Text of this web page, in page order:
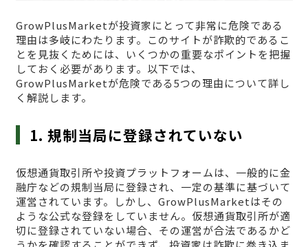
GrowPlusMarketが投資家にとって非常に危険である
理由は多岐にわたります。このサイトが詐欺的であるこ
とを見抜くためには、いくつかの重要なポイントを把握
しておく必要があります。以下では、
GrowPlusMarketが危険である5つの理由について詳し
く解説します。
1. 規制当局に登録されていない
仮想通貨取引所や投資プラットフォームは、一般的に金
融庁などの規制当局に登録され、一定の基準に基づいて
運営されています。しかし、GrowPlusMarketはその
ような公式な登録をしていません。仮想通貨取引所が適
切に登録されていない場合、その運営が合法であるかど